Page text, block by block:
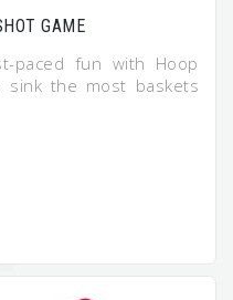
GAME
paced fun with Hoop
sink the most baskets